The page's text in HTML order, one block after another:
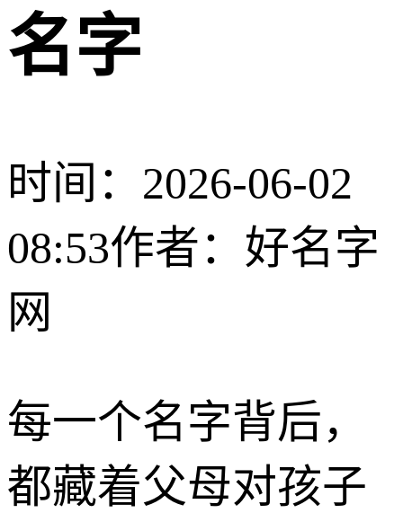
名字
时间：2026-06-02
08:53作者：好名字
网
每一个名字背后，
都藏着父母对孩子